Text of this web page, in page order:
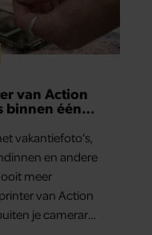
van Action
binnen één
vakantiefoto’s,
en andere
meer
van Action
je camerarol.